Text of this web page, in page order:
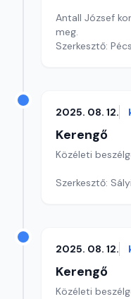
Antall József
meg.
Szerkesztő:
2025. 08. 12.
Kerengő
Közéleti
Szerkesztő:
2025. 08. 12.
Kerengő
Közéleti